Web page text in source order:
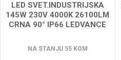
LED SVET.INDUSTRIJSKA
145W 230V 4000K 26100LM
CRNA 90° IP66 LEDVANCE
NA STANJU 55 KOM